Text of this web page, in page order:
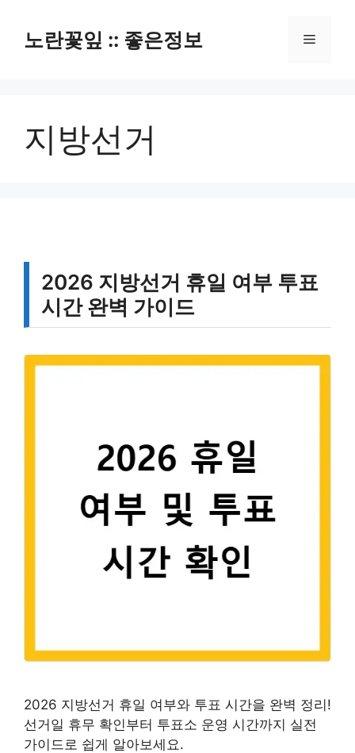
노란꽃잎 :: 좋은정보 메
지방선거
2026 지방선거 휴일 여부 투표
시간 완벽 가이드
2026 지방선거 휴일 여부와 투표 시간을 완벽 정리!
선거일 휴무 확인부터 투표소 운영 시간까지 실전
가이드로 쉽게 알아보세요.